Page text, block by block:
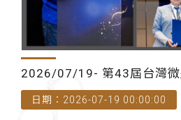
2026/07/19- 第43屆台灣微
討會暨會員大會-講師
日期：2026-07-19 00:00:00